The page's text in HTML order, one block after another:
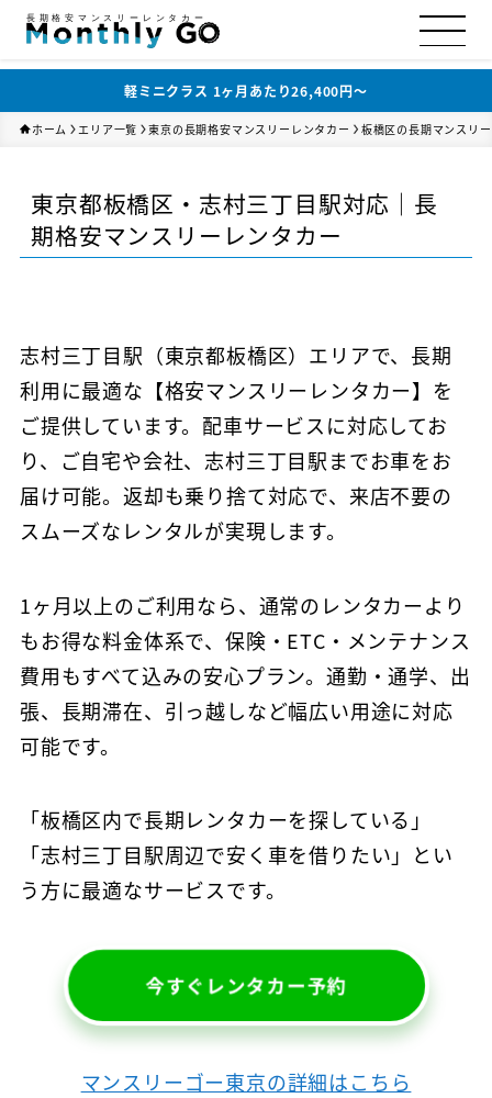
長期格安マンスリーレンタカー
軽ミニクラス 1ヶ月あたり26,400円〜
ホーム エリア一覧 東京の長期格安マンスリーレンタカー 板橋区の長期マンスリ
東京都板橋区・志村三丁目駅対応｜長
期格安マンスリーレンタカー
志村三丁目駅（東京都板橋区）エリアで、長期
利用に最適な【格安マンスリーレンタカー】を
ご提供しています。配車サービスに対応してお
り、ご自宅や会社、志村三丁目駅までお車をお
届け可能。返却も乗り捨て対応で、来店不要の
スムーズなレンタルが実現します。
1ヶ月以上のご利用なら、通常のレンタカーより
もお得な料金体系で、保険・ETC・メンテナンス
費用もすべて込みの安心プラン。通勤・通学、出
張、長期滞在、引っ越しなど幅広い用途に対応
可能です。
「板橋区内で長期レンタカーを探している」
「志村三丁目駅周辺で安く車を借りたい」とい
う方に最適なサービスです。
今すぐレンタカー予約
マンスリーゴー東京の詳細はこちら